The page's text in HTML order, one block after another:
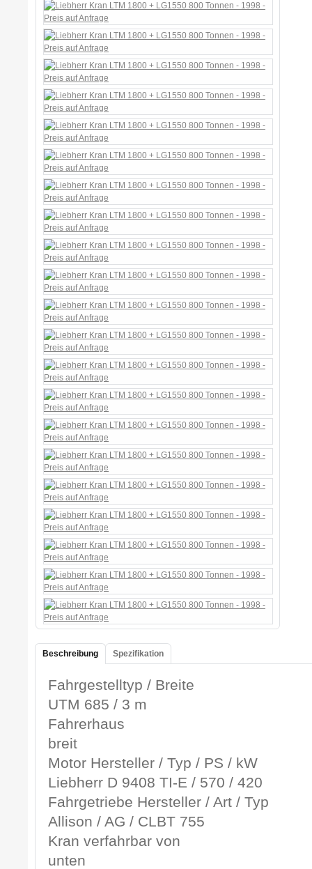
Beschreibung Spezifikation
Fahrgestelltyp / Breite
UTM 685 / 3 m
Fahrerhaus
breit
Motor Hersteller / Typ / PS / kW
Liebherr D 9408 TI-E / 570 / 420
Fahrgetriebe Hersteller / Art / Typ
Allison / AG / CLBT 755
Kran verfahrbar von
unten